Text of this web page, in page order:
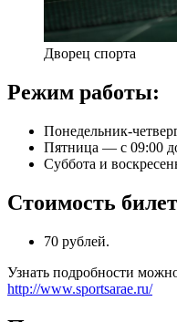
Дворец спорта
Режим работы:
Понедельник-
Пятница — с 09:00
Суббота и
Стоимость
70 рублей.
Узнать подробности
http://www.sportsarae.ru/